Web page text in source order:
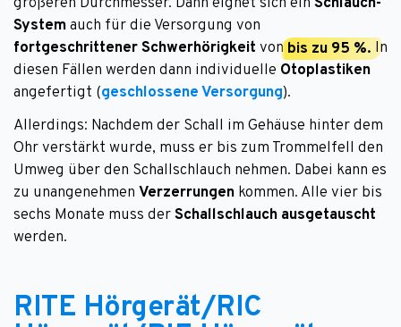
größeren Durchmesser. Dann eignet sich ein Schlauch-
Systemauch für die Versorgung von
fortgeschrittener Schwerhörigkeit vonbis zu 95 %. In
diesen Fällen werden dann individuelle Otoplastiken
angefertigt (geschlossene Versorgung).
Allerdings: Nachdem der Schall im Gehäuse hinter dem
Ohr verstärkt wurde, muss er bis zum Trommelfell den
Umweg über den Schallschlauch nehmen. Dabei kann es
zu unangenehmen Verzerrungen kommen. Alle vier bis
sechs Monate muss derSchallschlauch ausgetauscht
werden.
RITE Hörgerät/RIC